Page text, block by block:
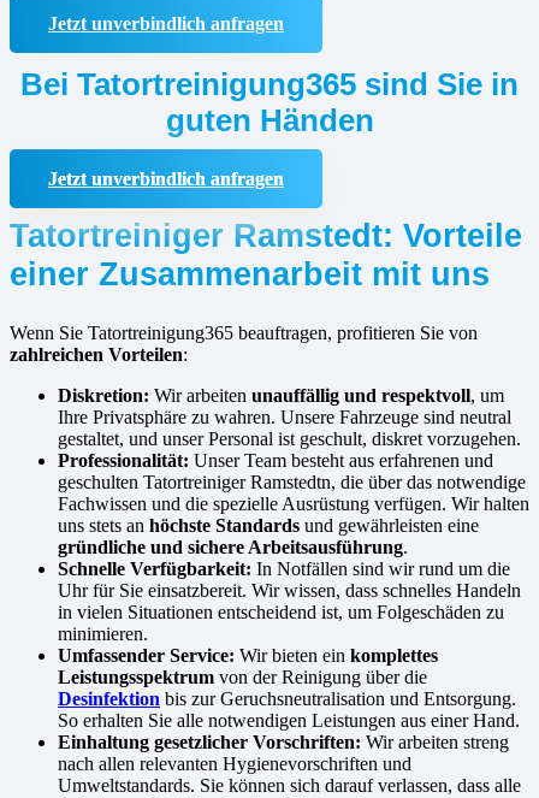
Jetzt unverbindlich anfragen
Bei Tatortreinigung365 sind Sie in
guten Händen
Jetzt unverbindlich anfragen
Tatortreiniger Ramstedt: Vorteile
einer Zusammenarbeit mit uns
Wenn Sie Tatortreinigung365 beauftragen, profitieren Sie von
zahlreichen Vorteilen:
Diskretion: Wir arbeiten unauffällig und respektvoll, um
Ihre Privatsphäre zu wahren. Unsere Fahrzeuge sind neutral
gestaltet, und unser Personal ist geschult, diskret vorzugehen.
Professionalität: Unser Team besteht aus erfahrenen und
geschulten Tatortreiniger Ramstedtn, die über das notwendige
Fachwissen und die spezielle Ausrüstung verfügen. Wir halten
uns stets an höchste Standards und gewährleisten eine
gründliche und sichere Arbeitsausführung.
Schnelle Verfügbarkeit: In Notfällen sind wir rund um die
Uhr für Sie einsatzbereit. Wir wissen, dass schnelles Handeln
in vielen Situationen entscheidend ist, um Folgeschäden zu
minimieren.
Umfassender Service: Wir bieten ein komplettes
Leistungsspektrum von der Reinigung über die
Desinfektion bis zur Geruchsneutralisation und Entsorgung.
So erhalten Sie alle notwendigen Leistungen aus einer Hand.
Einhaltung gesetzlicher Vorschriften: Wir arbeiten streng
nach allen relevanten Hygienevorschriften und
Umweltstandards. Sie können sich darauf verlassen, dass alle